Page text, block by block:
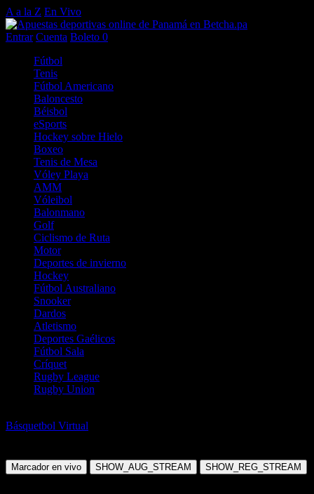
A a la Z En Vivo
Entrar Cuenta Boleto 0
Fútbol
Tenis
Fútbol Americano
Baloncesto
Béisbol
eSports
Hockey sobre Hielo
Boxeo
Tenis de Mesa
Vóley Playa
AMM
Vóleibol
Balonmano
Golf
Ciclismo de Ruta
Motor
Deportes de invierno
Hockey
Fútbol Australiano
Snooker
Dardos
Atletismo
Deportes Gaélicos
Fútbol Sala
Críquet
Rugby League
Rugby Union
Básquetbol Virtual
Marcador en vivo SHOW_AUG_STREAM SHOW_REG_STREAM